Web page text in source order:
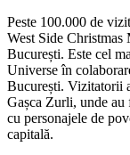
Peste 100.000 de
West Side
București. Este cel
Universe în
București. Vizitatorii
Gașca Zurli, unde au
cu personajele de
capitală.